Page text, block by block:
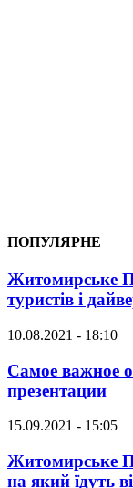
ПОПУЛЯРНЕ
Житомирське
туристів і
10.08.2021 - 18:10
Самое важное
презентации
15.09.2021 - 15:05
Житомирське
на який їдуть